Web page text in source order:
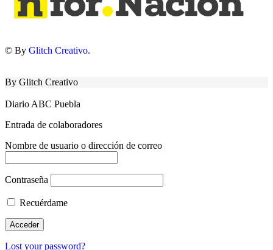
© By Glitch Creativo.
By Glitch Creativo
Diario ABC Puebla
Entrada de colaboradores
Nombre de usuario o dirección de correo
Contraseña
Recuérdame
Lost your password?